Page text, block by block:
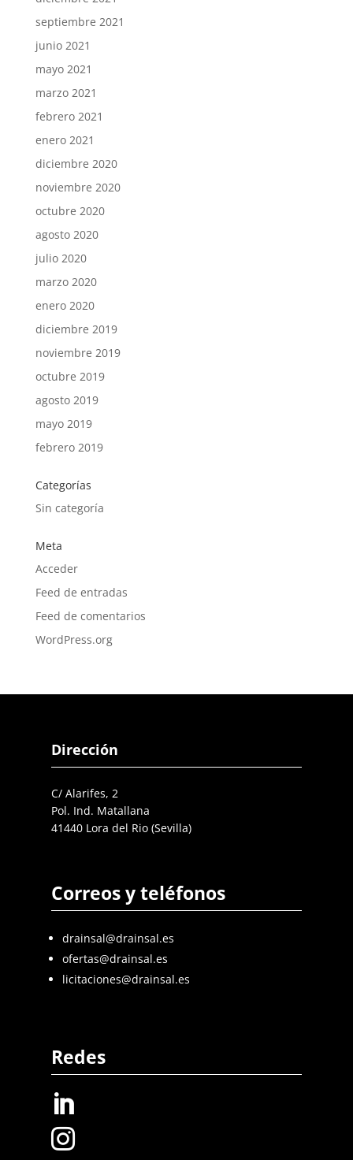
septiembre 2021
junio 2021
mayo 2021
marzo 2021
febrero 2021
enero 2021
diciembre 2020
noviembre 2020
octubre 2020
agosto 2020
julio 2020
marzo 2020
enero 2020
diciembre 2019
noviembre 2019
octubre 2019
agosto 2019
mayo 2019
febrero 2019
Categorías
Sin categoría
Meta
Acceder
Feed de entradas
Feed de comentarios
WordPress.org
Dirección
C/ Alarifes, 2
Pol. Ind. Matallana
41440 Lora del Rio (Sevilla)
Correos y teléfonos
drainsal@drainsal.es
ofertas@drainsal.es
licitaciones@drainsal.es
Redes

